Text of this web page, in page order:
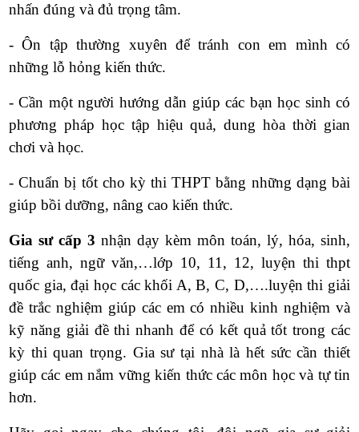
nhấn đúng và đủ trọng tâm.
- Ôn tập thường xuyên để tránh con em mình có
những lỗ hỏng kiến thức.
- Cần một người hướng dẫn giúp các bạn học sinh có
phương pháp học tập hiệu quả, dung hòa thời gian
chơi và học.
- Chuẩn bị tốt cho kỳ thi THPT bằng những dạng bài
giúp bồi dưỡng, nâng cao kiến thức.
Gia sư cấp 3 nhận dạy kèm môn toán, lý, hóa, sinh,
tiếng anh, ngữ văn,…lớp 10, 11, 12, luyện thi thpt
quốc gia, đại học các khối A, B, C, D,….luyện thi giải
đề trắc nghiệm giúp các em có nhiều kinh nghiệm và
kỹ năng giải đề thi nhanh để có kết quả tốt trong các
kỳ thi quan trọng. Gia sư tại nhà là hết sức cần thiết
giúp các em nắm vững kiến thức các môn học và tự tin
hơn.